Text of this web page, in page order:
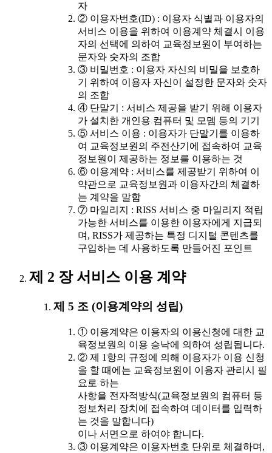
자
② 이용자번호(ID) : 이용자 식별과 이용자의
서비스 이용을 위하여 이용계약 체결시 이용
자의 선택에 의하여 교육정보원이 부여하는
문자와 숫자의 조합
③ 비밀번호 : 이용자 자신의 비밀을 보호하
기 위하여 이용자 자신이 설정한 문자와 숫자
의 조합
④ 단말기 : 서비스 제공을 받기 위해 이용자
가 설치한 개인용 컴퓨터 및 모뎀 등의 기기
⑤ 서비스 이용 : 이용자가 단말기를 이용하
여 교육정보원의 주전산기에 접속하여 교육
정보원이 제공하는 정보를 이용하는 것
⑥ 이용계약 : 서비스를 제공받기 위하여 이
약관으로 교육정보원과 이용자간의 체결하
는 계약을 말함
⑦ 마일리지 : RISS 서비스 중 마일리지 적립
가능한 서비스를 이용한 이용자에게 지급되
며, RISS가 제공하는 특정 디지털 콘텐츠를
구입하는 데 사용하도록 만들어진 포인트
제 2 장 서비스 이용 계약
제 5 조 (이용계약의 성립)
① 이용계약은 이용자의 이용신청에 대한 교
육정보원의 이용 승낙에 의하여 성립됩니다.
② 제 1항의 규정에 의해 이용자가 이용 신청
을 할 때에는 교육정보원이 이용자 관리시 필
요로 하는
사항을 전자적방식(교육정보원의 컴퓨터 등
정보처리 장치에 접속하여 데이터를 입력하
는 것을 말합니다)
이나 서면으로 하여야 합니다.
③ 이용계약은 이용자번호 단위로 체결하며,